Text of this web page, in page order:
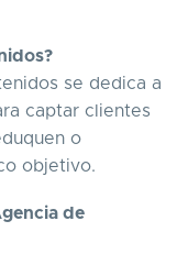
se dedica a
captar clientes
o
objetivo.
de